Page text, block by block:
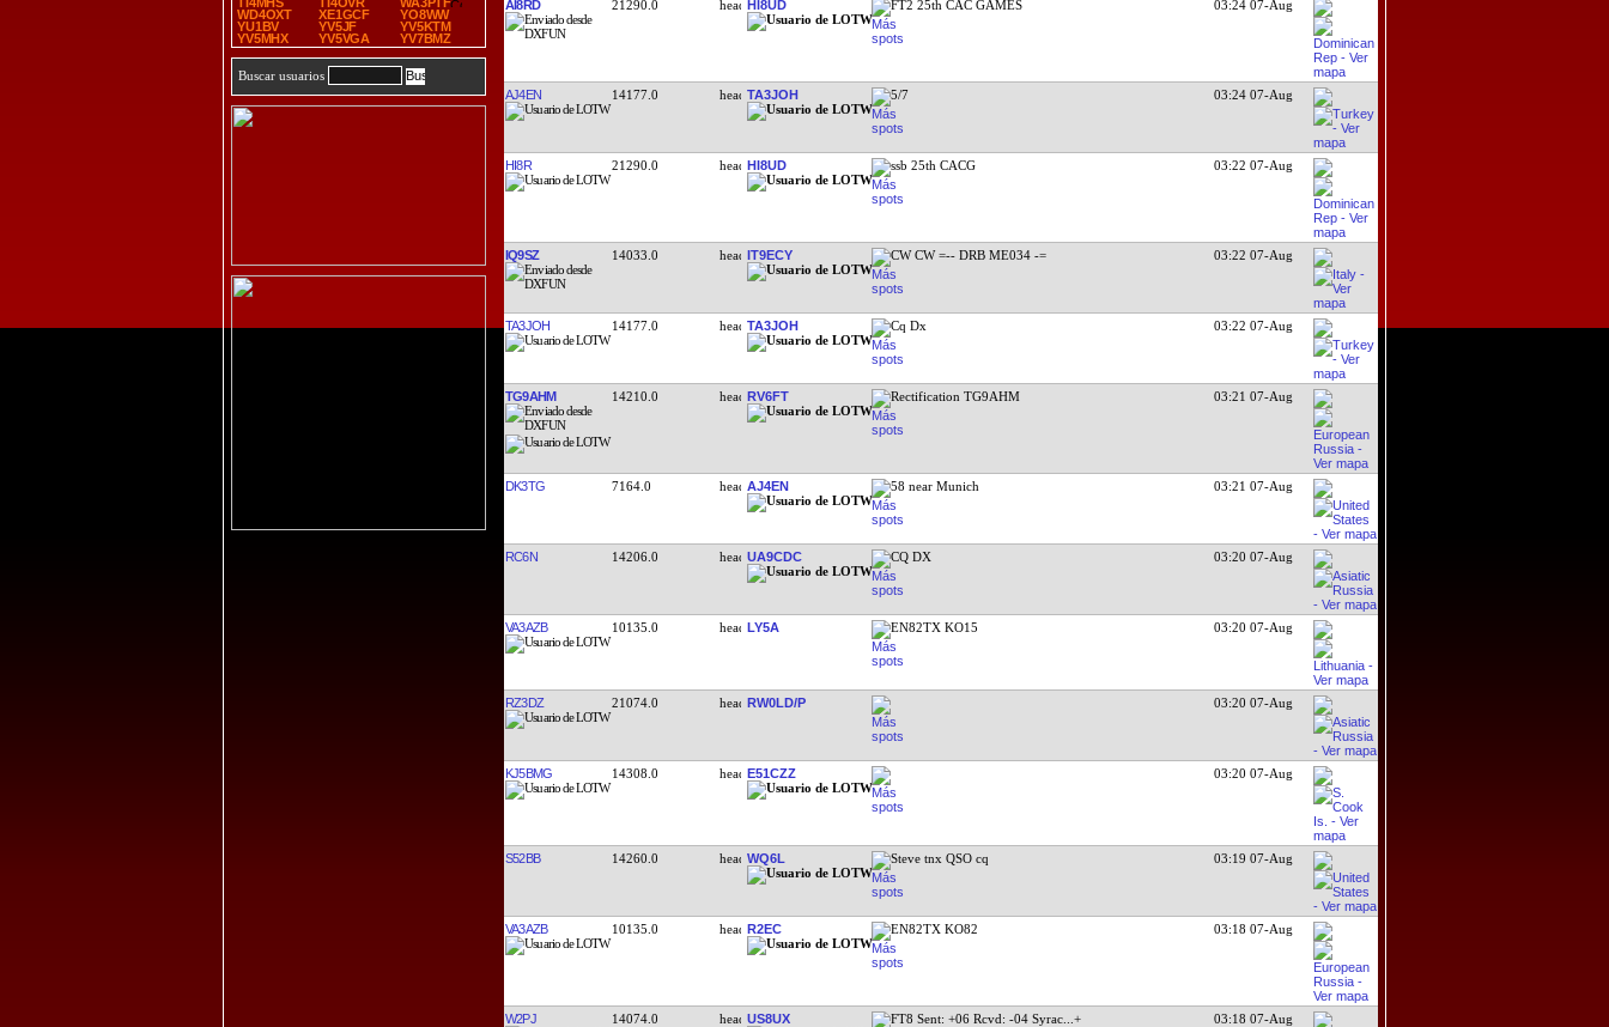
WD4OXT
XE1GCF
YO8WW
YU1BV
YV5JF
YV5KTM
YV5MHX
YV5VGA YV7BMZ
Buscar usuarios
AI8RD 21290.0 HI8UD FT2 25th CAC GAMES 03:24 07-Aug
AJ4EN 14177.0 TA3JOH 5/7 03:24 07-Aug
HI8R 21290.0 HI8UD ssb 25th CACG 03:22 07-Aug
IQ9SZ 14033.0 IT9ECY CW CW =-- DRB ME034 -= 03:22 07-Aug
TA3JOH 14177.0 TA3JOH Cq Dx 03:22 07-Aug
TG9AHM 14210.0 RV6FT Rectification TG9AHM 03:21 07-Aug
DK3TG 7164.0 AJ4EN 58 near Munich 03:21 07-Aug
RC6N 14206.0 UA9CDC CQ DX 03:20 07-Aug
VA3AZB 10135.0 LY5A EN82TX KO15 03:20 07-Aug
RZ3DZ 21074.0 RW0LD/P 03:20 07-Aug
KJ5BMG 14308.0 E51CZZ 03:20 07-Aug
S52BB 14260.0 WQ6L Steve tnx QSO cq 03:19 07-Aug
VA3AZB 10135.0 R2EC EN82TX KO82 03:18 07-Aug
W2PJ 14074.0 US8UX FT8 Sent: +06 Rcvd: -04 Syrac ...+ 03:18 07-Aug